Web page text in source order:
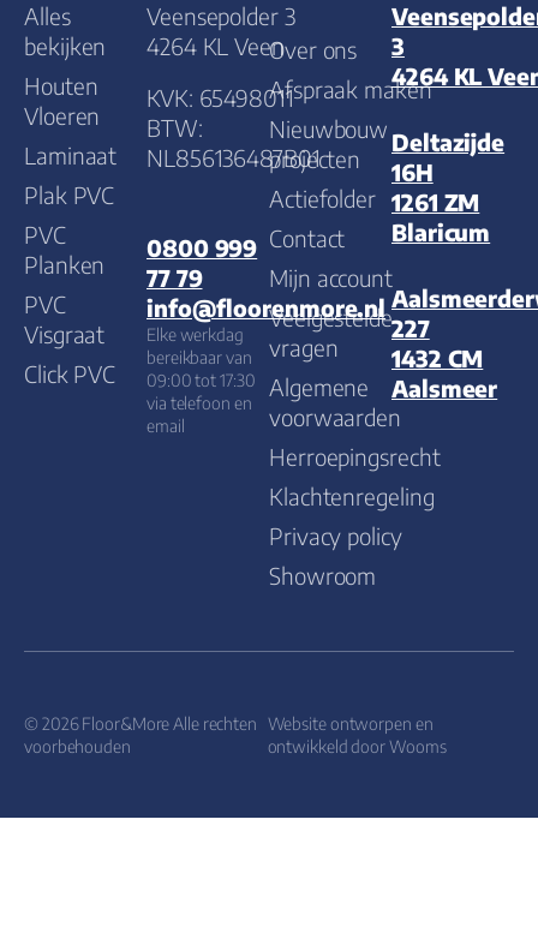
Alles
bekijken
Houten
Vloeren
Laminaat
Plak PVC
PVC
Planken
PVC
Visgraat
Click PVC
Veensepolder 3
4264 KL Veen
KVK: 65498011
BTW:
NL856136487B01
0800 999
77 79
info@floorenmore.nl
Elke werkdag
bereikbaar van
09:00 tot 17:30
via telefoon en
email
Over ons
Afspraak maken
Nieuwbouw
projecten
Actiefolder
Contact
Mijn account
Veelgestelde
vragen
Algemene
voorwaarden
Herroepingsrecht
Klachtenregeling
Privacy policy
Showroom
3
4264 KL
Deltazijde
16H
1261 ZM
Blaricum
227
1432 CM
Aalsmeer
© 2026 Floor&More Alle rechten
voorbehouden
Website ontworpen en
ontwikkeld doorWooms